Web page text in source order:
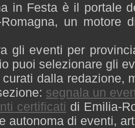
in Festa è il portale
un motore
gli eventi per
puoi selezionare gli
dalla redazione,
segnala un
certificati di Emilia-
autonoma di eventi,